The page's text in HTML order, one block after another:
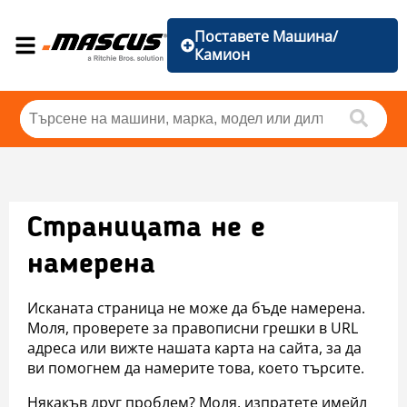
Поставете Машина/
Камион
Страницата не е
намерена
Исканата страница не може да бъде намерена.
Моля, проверете за правописни грешки в URL
адреса или вижте нашата карта на сайта, за да
ви помогнем да намерите това, което търсите.
Някакъв друг проблем? Моля, изпратете имейл